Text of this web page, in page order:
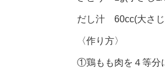
だし汁 60cc(大さ
〈作り方〉
①鶏もも肉を４等分